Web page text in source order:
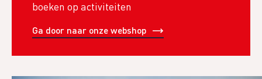
boeken op activiteiten
Ga door naar onze webshop